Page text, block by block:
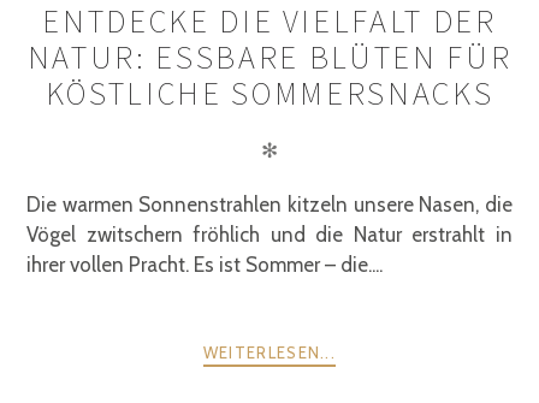
ENTDECKE DIE VIELFALT DER
NATUR: ESSBARE BLÜTEN FÜR
KÖSTLICHE SOMMERSNACKS
✻
Die warmen Sonnenstrahlen kitzeln unsere Nasen, die
Vögel zwitschern fröhlich und die Natur erstrahlt in
ihrer vollen Pracht. Es ist Sommer – die....
WEITERLESEN...